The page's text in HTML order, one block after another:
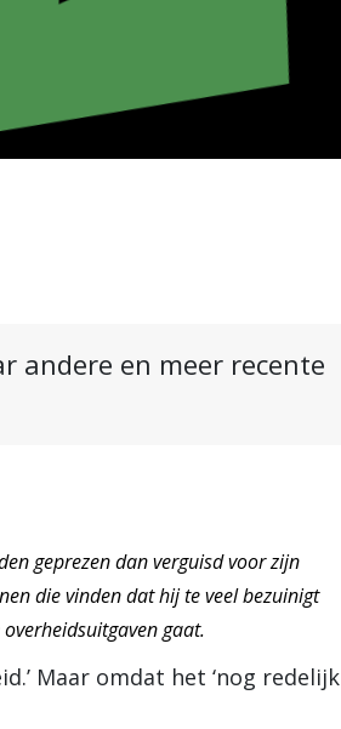
andere en meer recente
geprezen dan verguisd voor zijn
die vinden dat hij te veel bezuinigt
gaat.
Maar omdat het ‘nog redelijk